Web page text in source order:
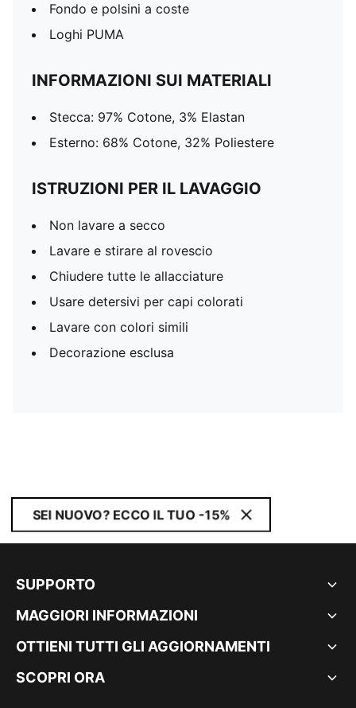
Fondo e polsini a coste
Loghi PUMA
INFORMAZIONI SUI MATERIALI
Stecca: 97% Cotone, 3% Elastan
Esterno: 68% Cotone, 32% Poliestere
ISTRUZIONI PER IL LAVAGGIO
Non lavare a secco
Lavare e stirare al rovescio
Chiudere tutte le allacciature
Usare detersivi per capi colorati
Lavare con colori simili
Decorazione esclusa
SEI NUOVO? ECCO IL TUO -15%
SUPPORTO
MAGGIORI INFORMAZIONI
OTTIENI TUTTI GLI AGGIORNAMENTI
SCOPRI ORA